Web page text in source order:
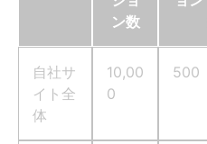
ン数
自社サ
イト全
体
10,00
0
500